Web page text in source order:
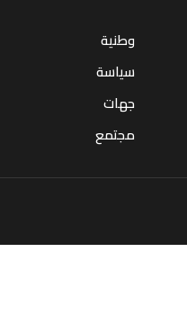
وطنية
سياسة
جهات
مجتمع